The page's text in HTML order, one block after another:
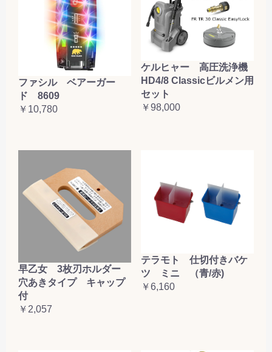
ファシル ベアーガー
ド 8609
￥10,780
ケルヒャー 高圧洗浄機
HD4/8 Classicビルメン用
セット
￥98,000
早乙女 3枚刃ホルダー
穴あきタイプ キャップ
付
￥2,057
テラモト 仕切付きバケ
ツ ミニ （青/赤)
￥6,160